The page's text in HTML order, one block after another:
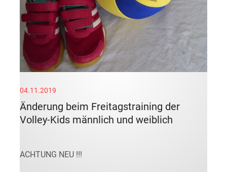
04.11.2019
Änderung beim Freitagstraining der
Volley-Kids männlich und weiblich
ACHTUNG NEU !!!